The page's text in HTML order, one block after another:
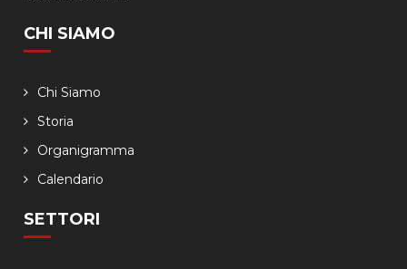
CHI SIAMO
Chi Siamo
Storia
Organigramma
Calendario
SETTORI